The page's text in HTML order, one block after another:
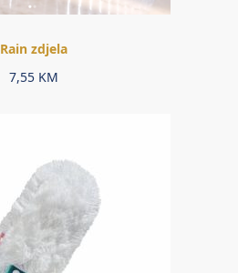
Rain zdjela
7,55 KM